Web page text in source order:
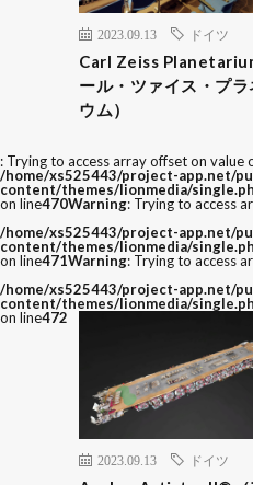
2023.09.13 ドイツ
Carl Zeiss
ール・ツァイス・プラ
ウム）
: Trying to access array offset on value
/home/xs525443/project-app.net/
content/themes/lionmedia/
on line470Warning: Trying to access
/home/xs525443/project-app.net/
content/themes/lionmedia/
on line471Warning: Trying to access
/home/xs525443/project-app.net/
content/themes/lionmedia/
on line472
2023.09.13 ドイツ